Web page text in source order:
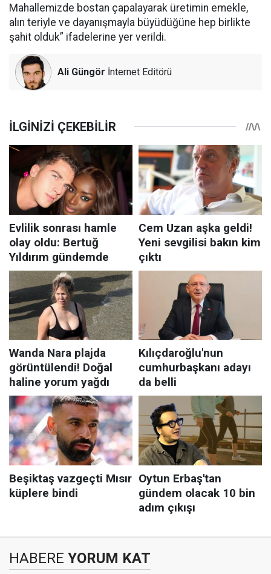
Mahallemizde bostan çapalayarak üretimin emekle,
alın teriyle ve dayanışmayla büyüdüğüne hep birlikte
şahit olduk” ifadelerine yer verildi.
Ali Güngör İnternet Editörü
HABERE YORUM KAT